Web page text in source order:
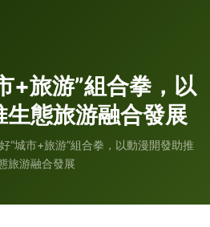
+旅游”組合拳，以
態旅游融合發展
“城市+旅游”組合拳，以動漫開發助推
旅游融合發展